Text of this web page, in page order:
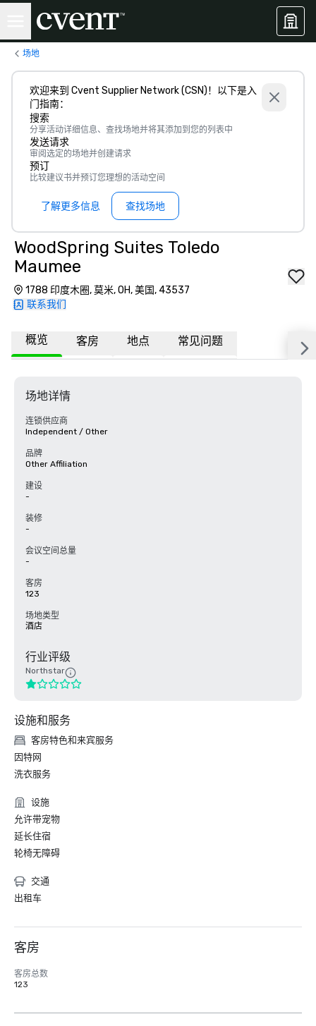
场地
欢迎来到 Cvent Supplier Network (CSN)！以下是入
门指南：
搜索
分享活动详细信息、查找场地并将其添加到您的列表中
发送请求
审阅选定的场地并创建请求
预订
比较建议书并预订您理想的活动空间
了解更多信息 查找场地
WoodSpring Suites Toledo
Maumee
1788 印度木圈, 莫米, OH, 美国, 43537
联系我们
概览 客房 地点 常见问题
场地详情
连锁供应商
Independent / Other
品牌
Other Affiliation
建设
-
装修
-
会议空间总量
-
客房
123
场地类型
酒店
行业评级
Northstar
设施和服务
客房特色和来宾服务
因特网
洗衣服务
设施
允许带宠物
延长住宿
轮椅无障碍
交通
出租车
客房
客房总数
123